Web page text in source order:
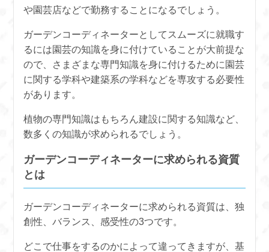
や園芸店などで勤務することになるでしょう。
ガーデンコーディネーターとしてスムーズに就職す
るには園芸の知識を身に付けていることが大前提な
ので、さまざまな専門知識を身に付けるために園芸
に関する学科や建築系の学科などを専攻する必要性
があります。
植物の専門知識はもちろん建設に関する知識など、
数多くの知識が求められるでしょう。
ガーデンコーディネーターに求められる資質
とは
ガーデンコーディネーターに求められる資質は、独
創性、バランス、感受性の3つです。
どこで仕事をするのかによって違ってきますが、基